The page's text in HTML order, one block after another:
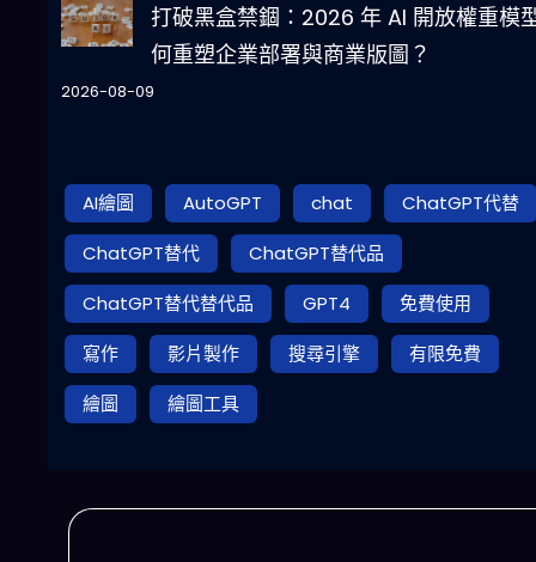
打破黑盒禁錮：2026 年 AI 開放權重模
何重塑企業部署與商業版圖？
2026-08-09
AI繪圖 AutoGPT chat
ChatGPT代替
ChatGPT替代
ChatGPT替代品
ChatGPT替代替代品
GPT4
免費使用
寫作
影片製作 搜尋引擎
有限免費
繪圖
繪圖工具